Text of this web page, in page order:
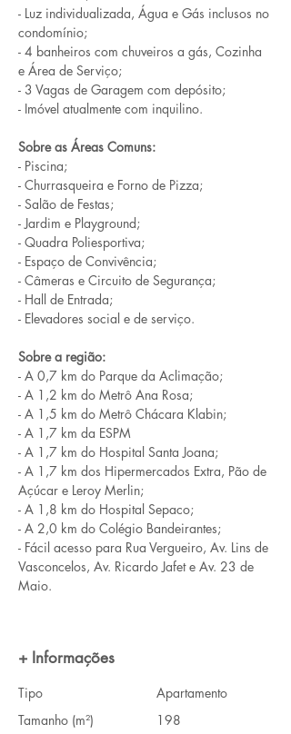
- Luz individualizada, Água e Gás inclusos no
condomínio;
- 4 banheiros com chuveiros a gás, Cozinha
e Área de Serviço;
- 3 Vagas de Garagem com depósito;
- Imóvel atualmente com inquilino.
Sobre as Áreas Comuns:
- Piscina;
- Churrasqueira e Forno de Pizza;
- Salão de Festas;
- Jardim e Playground;
- Quadra Poliesportiva;
- Espaço de Convivência;
- Câmeras e Circuito de Segurança;
- Hall de Entrada;
- Elevadores social e de serviço.
Sobre a região:
- A 0,7 km do Parque da Aclimação;
- A 1,2 km do Metrô Ana Rosa;
- A 1,5 km do Metrô Chácara Klabin;
- A 1,7 km da ESPM
- A 1,7 km do Hospital Santa Joana;
- A 1,7 km dos Hipermercados Extra, Pão de
Açúcar e Leroy Merlin;
- A 1,8 km do Hospital Sepaco;
- A 2,0 km do Colégio Bandeirantes;
- Fácil acesso para Rua Vergueiro, Av. Lins de
Vasconcelos, Av. Ricardo Jafet e Av. 23 de
Maio.
+ Informações
Tipo
Apartamento
Tamanho (m²)
198